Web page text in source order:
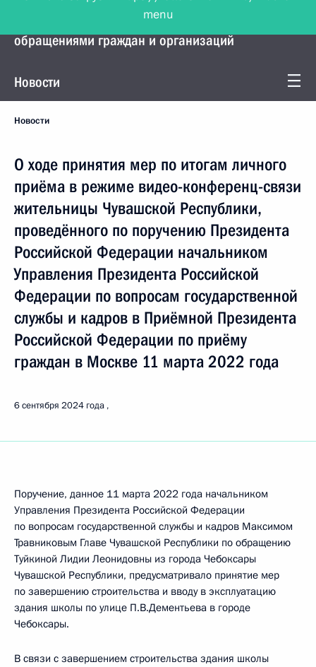
Управление Президента по работе с
обращениями граждан и организаций
Новости
Новости
О ходе принятия мер по итогам личного
приёма в режиме видео-конференц-связи
жительницы Чувашской Республики,
проведённого по поручению Президента
Российской Федерации начальником
Управления Президента Российской
Федерации по вопросам государственной
службы и кадров в Приёмной Президента
Российской Федерации по приёму
граждан в Москве 11 марта 2022 года
6 сентября 2024 года
Поручение, данное 11 марта 2022 года начальником
Управления Президента Российской Федерации
по вопросам государственной службы и кадров Максимом
Травниковым Главе Чувашской Республики по обращению
Туйкиной Лидии Леонидовны из города Чебоксары
Чувашской Республики, предусматривало принятие мер
по завершению строительства и вводу в эксплуатацию
здания школы по улице П.В.Дементьева в городе
Чебоксары.
В связи с завершением строительства здания школы
menu